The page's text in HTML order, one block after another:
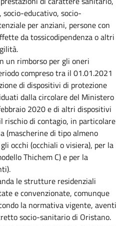
educativo, socio-
per anziani, persone con
da tossicodipendenza o altri
un rimborso per gli oneri
compreso tra il 01.01.2021
di dispositivi di protezione
dalla circolare del Ministero
2020 e di altri dispositivi
rischio di contagio, in particolare
(mascherine di tipo almeno
occhi (occhiali o visiera), per la
Thichem C) e per la
le strutture residenziali
e convenzionate, comunque
la normativa vigente, aventi
socio-sanitario di Oristano.